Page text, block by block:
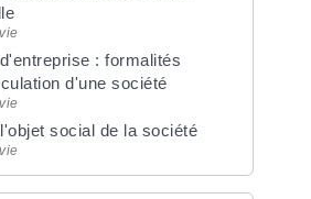
: formalités
d'une société
social de la société